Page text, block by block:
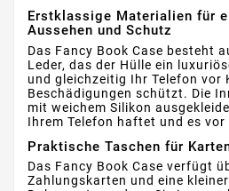
Erstklassige Materialien für
Aussehen und Schutz
Das Fancy Book Case besteht
Leder, das der Hülle ein
und gleichzeitig Ihr Telefon vor
Beschädigungen schützt. Die
mit weichem Silikon
Ihrem Telefon haftet und es
Praktische Taschen für
Das Fancy Book Case verfügt
Zahlungskarten und eine